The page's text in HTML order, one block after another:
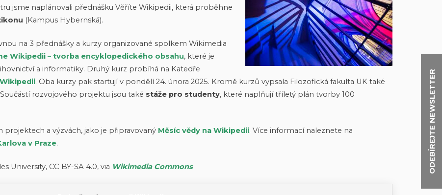
ODEBÍREJTE NEWSLETTER
jsme naplánovali přednášku Věříte Wikipedii, která proběhne
(Kampus Hybernská).
na 3 přednášky a kurzy organizované spolkem Wikimedia
Wikipedii – tvorba encyklopedického obsahu, které je
a informatiky. Druhý kurz probíhá na Katedře
. Oba kurzy pak startují v pondělí 24. února 2025. Kromě kurzů vypsala Filozofická fakulta UK také
rozvojového projektu jsou také stáže pro studenty, které naplňují tříletý plán tvorby 100
a výzvách, jako je připravovaný Měsíc vědy na Wikipedii. Více informací naleznete na
v Praze.
University, CC BY-SA 4.0, via Wikimedia Commons